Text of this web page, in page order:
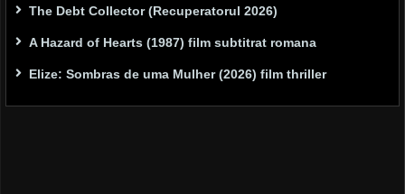
The Debt Collector (Recuperatorul 2026)
A Hazard of Hearts (1987) film subtitrat romana
Elize: Sombras de uma Mulher (2026) film thriller